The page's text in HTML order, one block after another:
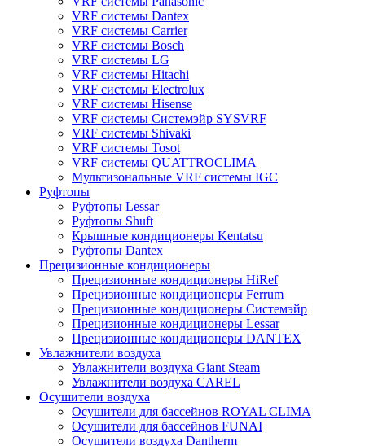
VRF системы Dantex
VRF системы Carrier
VRF системы Bosch
VRF системы LG
VRF системы Hitachi
VRF системы Electrolux
VRF системы Hisense
VRF системы Системэйр SYSVRF
VRF системы Shivaki
VRF системы Tosot
VRF системы QUATTROCLIMA
Мультизональные VRF системы IGC
Руфтопы
Руфтопы Lessar
Руфтопы Shuft
Крышные кондиционеры Kentatsu
Руфтопы Dantex
Прецизионные кондиционеры
Прецизионные кондиционеры HiRef
Прецизионные кондиционеры Ferrum
Прецизионные кондиционеры Системэйр
Прецизионные кондиционеры Lessar
Прецизионные кондиционеры DANTEX
Увлажнители воздуха
Увлажнители воздуха Giant Steam
Увлажнители воздуха CAREL
Осушители воздуха
Осушители для бассейнов ROYAL CLIMA
Осушители для бассейнов FUNAI
Осушители воздуха Dantherm